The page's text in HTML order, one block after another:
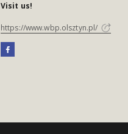
Visit us!
https://www.wbp.olsztyn.pl/